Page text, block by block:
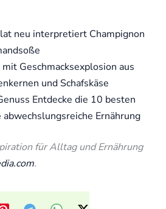
neu interpretiert Champignon
mit Geschmacksexplosion aus
und Schafskäse
Entdecke die 10 besten
Ernährung
für Alltag und Ernährung
.